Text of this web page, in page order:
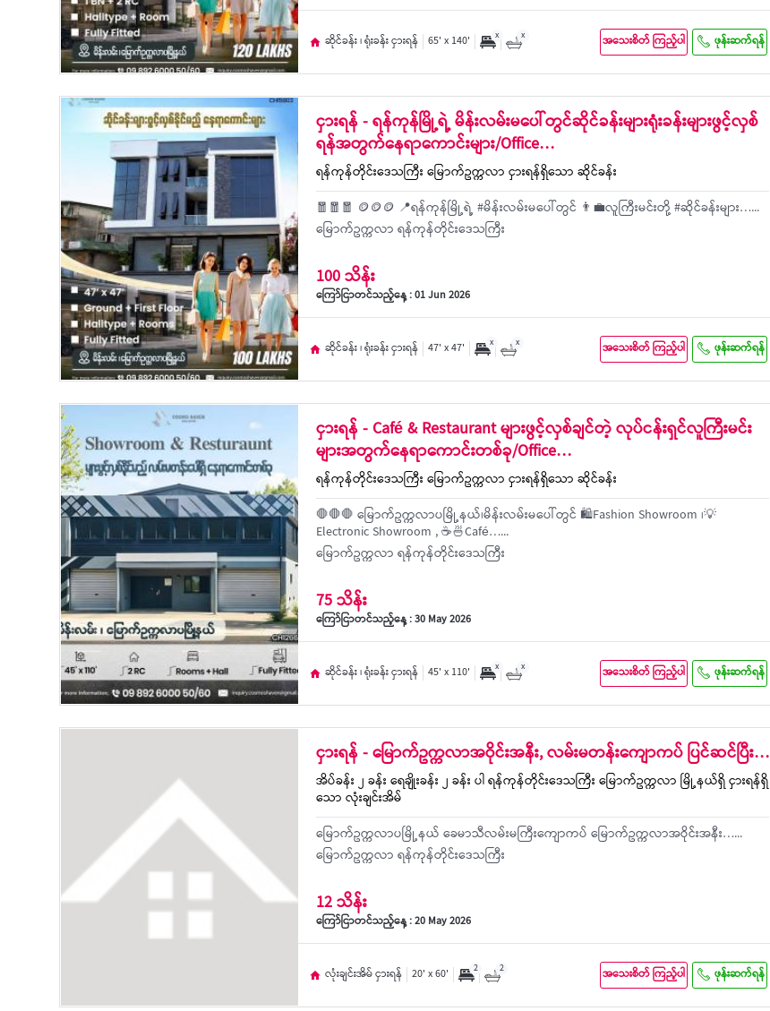
ဆိုင်ခန်း ၊ ရုံးခန်း ငှားရန် 65' x 140' x x အသေးစိတ် ကြည့်ပါ ဖုန်းဆက်ရန်
ငှားရန် - ရန်ကုန်မြို့ရဲ့ မိန်းလမ်းမပေါ်တွင်ဆိုင်ခန်းများရုံးခန်းများဖွင့်လှစ်
ရန်အတွက်နေရာကောင်းများ/Office…
ရန်ကုန်တိုင်းဒေသကြီး မြောက်ဥက္ကလာ ငှားရန်ရှိသော ဆိုင်ခန်း
🧧🧧🧧 🪙🪙🪙 📍ရန်ကုန်မြို့ရဲ့ #မိန်းလမ်းမပေါ်တွင် 👨‍💼လူကြီးမင်းတို့ #ဆိုင်ခန်းများ…...
မြောက်ဥက္ကလာ ရန်ကုန်တိုင်းဒေသကြီး
100 သိန်း
ကြော်ငြာတင်သည့်နေ့ : 01 Jun 2026
ဆိုင်ခန်း ၊ ရုံးခန်း ငှားရန် 47' x 47' x x အသေးစိတ် ကြည့်ပါ ဖုန်းဆက်ရန်
ငှားရန် - Café & Restaurant များဖွင့်လှစ်ချင်တဲ့ လုပ်ငန်းရှင်လူကြီးမင်း
များအတွက်နေရာကောင်းတစ်ခု/Office…
ရန်ကုန်တိုင်းဒေသကြီး မြောက်ဥက္ကလာ ငှားရန်ရှိသော ဆိုင်ခန်း
🛑🛑🛑 မြောက်ဥက္ကလာပမြို့နယ်၊မိန်းလမ်းမပေါ်တွင် 🛍️Fashion Showroom ၊💡
Electronic Showroom , ☕🍜Café…...
မြောက်ဥက္ကလာ ရန်ကုန်တိုင်းဒေသကြီး
75 သိန်း
ကြော်ငြာတင်သည့်နေ့ : 30 May 2026
ဆိုင်ခန်း ၊ ရုံးခန်း ငှားရန် 45' x 110' x x အသေးစိတ် ကြည့်ပါ ဖုန်းဆက်ရန်
ငှားရန် - မြောက်ဥက္ကလာအဝိုင်းအနီး, လမ်းမတန်းကျောကပ် ပြင်ဆင်ပြီး…
အိပ်ခန်း ၂ ခန်း ရေချိုးခန်း ၂ ခန်း ပါ ရန်ကုန်တိုင်းဒေသကြီး မြောက်ဥက္ကလာ မြို့နယ်ရှိ ငှားရန်ရှိ
သော လုံးချင်းအိမ်
မြောက်ဥက္ကလာပမြို့နယ် ခေမာသီလမ်းမကြီးကျောကပ် မြောက်ဥက္ကလာအဝိုင်းအနီး…...
မြောက်ဥက္ကလာ ရန်ကုန်တိုင်းဒေသကြီး
12 သိန်း
ကြော်ငြာတင်သည့်နေ့ : 20 May 2026
လုံးချင်းအိမ် ငှားရန် 20' x 60' 2 2 အသေးစိတ် ကြည့်ပါ ဖုန်းဆက်ရန်